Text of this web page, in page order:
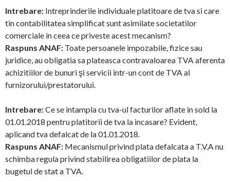
Intrebare: Intreprinderile individuale platitoare de tva si care
tin contabilitatea simplificat sunt asimilate societatilor
comerciale in ceea ce priveste acest mecanism?
Raspuns ANAF: Toate persoanele impozabile, fizice sau
juridice, au obligatia sa plateasca contravaloarea TVA aferenta
achizitiilor de bunuri şi servicii intr-un cont de TVA al
furnizorului/prestatorului.
Intrebare:Ce se intampla cu tva-ul facturilor aflate in sold la
01.01.2018 pentru platitorii de tva la incasare? Evident,
aplicand tva defalcat de la 01.01.2018.
Raspuns ANAF: Mecanismul privind plata defalcata a T.V.A nu
schimba regula privind stabilirea obligatiilor de plata la
bugetul de stat a TVA.